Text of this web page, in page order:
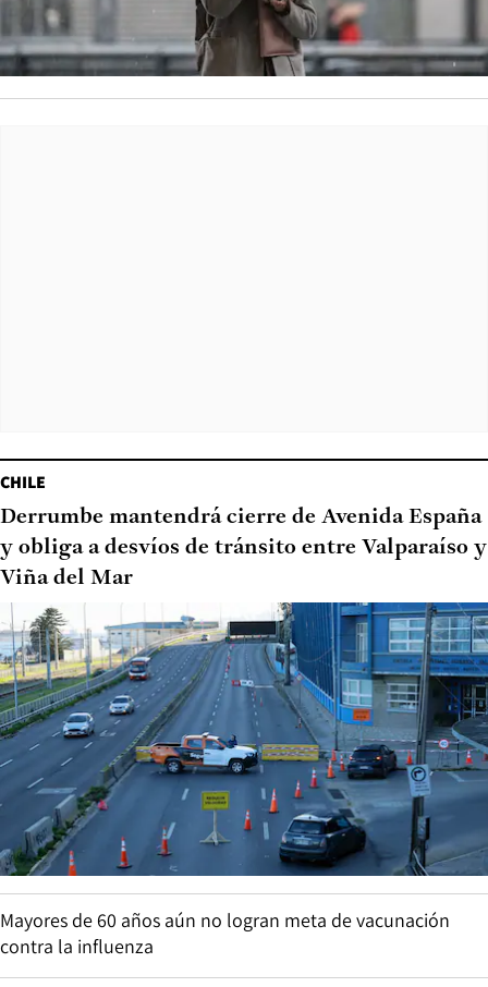
CHILE
Derrumbe mantendrá cierre de Avenida España
y obliga a desvíos de tránsito entre Valparaíso y
Viña del Mar
Mayores de 60 años aún no logran meta de vacunación
contra la influenza